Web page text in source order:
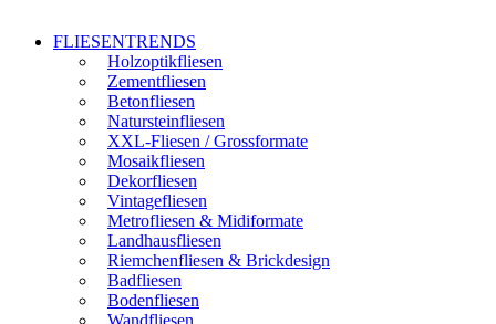
FLIESENTRENDS
Holzoptikfliesen
Zementfliesen
Betonfliesen
Natursteinfliesen
XXL-Fliesen / Grossformate
Mosaikfliesen
Dekorfliesen
Vintagefliesen
Metrofliesen & Midiformate
Landhausfliesen
Riemchenfliesen & Brickdesign
Badfliesen
Bodenfliesen
Wandfliesen